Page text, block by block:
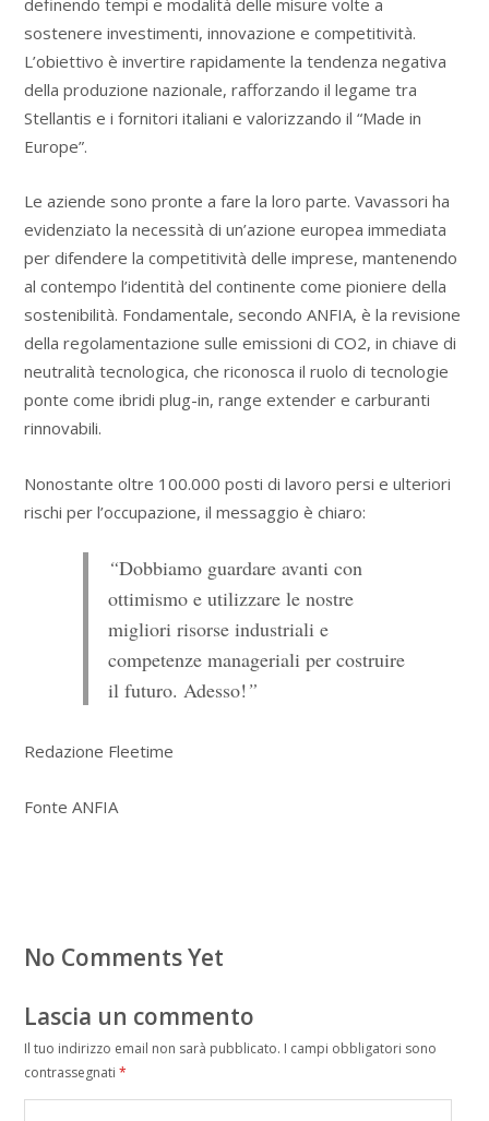
sostenere investimenti, innovazione e competitività.
L’obiettivo è invertire rapidamente la tendenza negativa
della produzione nazionale, rafforzando il legame tra
Stellantis e i fornitori italiani e valorizzando il “Made in
Europe”.
Le aziende sono pronte a fare la loro parte. Vavassori ha
evidenziato la necessità di un’azione europea immediata
per difendere la competitività delle imprese, mantenendo
al contempo l’identità del continente come pioniere della
sostenibilità. Fondamentale, secondo ANFIA, è la revisione
della regolamentazione sulle emissioni di CO2, in chiave di
neutralità tecnologica, che riconosca il ruolo di tecnologie
ponte come ibridi plug-in, range extender e carburanti
rinnovabili.
Nonostante oltre 100.000 posti di lavoro persi e ulteriori
rischi per l’occupazione, il messaggio è chiaro:
“Dobbiamo guardare avanti con
ottimismo e utilizzare le nostre
migliori risorse industriali e
competenze manageriali per costruire
il futuro. Adesso!”
Redazione Fleetime
Fonte ANFIA
No Comments Yet
Lascia un commento
Il tuo indirizzo email non sarà pubblicato. I campi obbligatori sono
contrassegnati *